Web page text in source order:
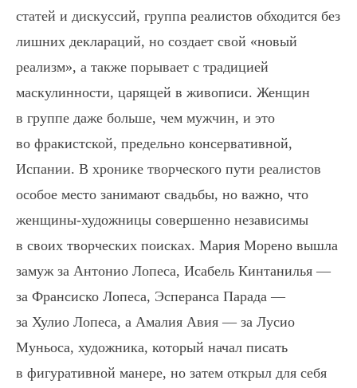
статей и дискуссий, группа реалистов обходится без
лишних деклараций, но создает свой «новый
реализм», а также порывает с традицией
маскулинности, царящей в живописи. Женщин
в группе даже больше, чем мужчин, и это
во фракистской, предельно консервативной,
Испании. В хронике творческого пути реалистов
особое место занимают свадьбы, но важно, что
женщины-художницы совершенно независимы
в своих творческих поисках. Мария Морено вышла
замуж за Антонио Лопеса, Исабель Кинтанилья —
за Франсиско Лопеса, Эсперанса Парада —
за Хулио Лопеса, а Амалия Авия — за Лусио
Муньоса, художника, который начал писать
в фигуративной манере, но затем открыл для себя